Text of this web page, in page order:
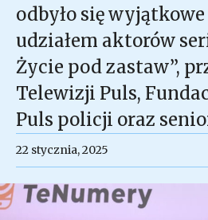
odbyło się
udziałem aktorów
Życie pod zastaw”,
Telewizji Puls,
Puls policji oraz
22 stycznia, 2025